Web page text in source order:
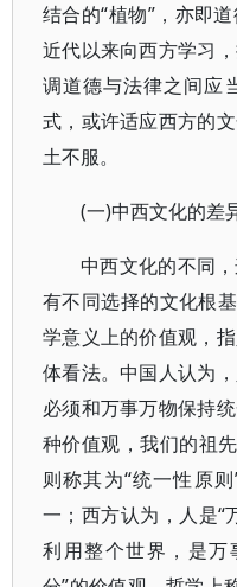
结合的“植物”，亦即
近代以来向西方学习
调道德与法律之间应
式，或许适应西方的
土不服。
(一)中西文化的差
中西文化的不同
有不同选择的文化根
学意义上的价值观，
体看法。中国人认为
必须和万事万物保持
种价值观，我们的祖
则称其为“统一性原
一；西方认为，人是“
利用整个世界，是万